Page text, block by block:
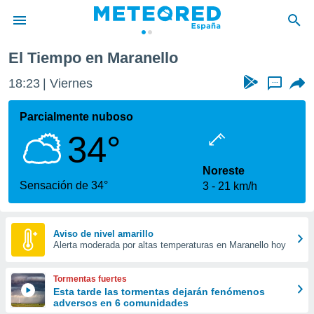
de
por
se
calidad.
a este
las
y
forma
digital
basada
El Tiempo en Maranello
18:23 Viernes ...
Parcialmente nuboso
34°
Sensación de 34°
Noreste
3
21 km/h
Aviso de nivel amarillo
Alerta moderada por altas temperaturas en Maranello hoy
Tormentas fuertes
Esta tarde las tormentas dejarán fenómenos
adversos en 6 comunidades